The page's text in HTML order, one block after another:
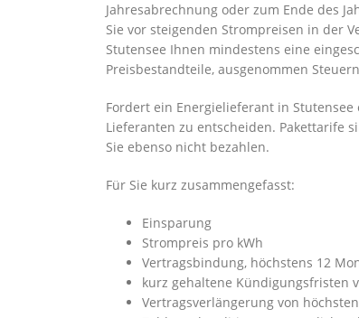
Jahresabrechnung oder zum Ende des
Sie vor steigenden Strompreisen in der
Stutensee Ihnen mindestens eine
Preisbestandteile, ausgenommen
Fordert ein Energielieferant in
Lieferanten zu entscheiden. Pakettarife
Sie ebenso nicht bezahlen.
Für Sie kurz zusammengefasst:
Einsparung
Strompreis pro kWh
Vertragsbindung, höchstens 12
kurz gehaltene Kündigungsfristen
Vertragsverlängerung von